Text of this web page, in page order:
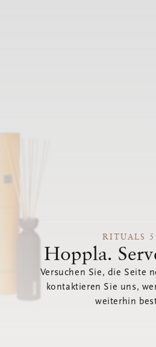
RITUALS
Hoppla.
Versuchen Sie, die Seite
kontaktieren Sie uns,
weiterhin